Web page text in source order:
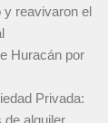
y reavivaron el
Huracán por
Privada:
alquiler